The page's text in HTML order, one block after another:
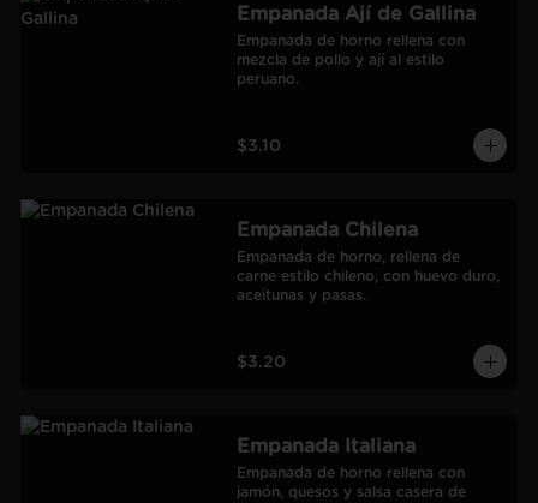
Empanada Ají de Gallina
Empanada de horno rellena con
mezcla de pollo y ají al estilo
peruano.
$3.10
Empanada Chilena
Empanada de horno, rellena de
carne estilo chileno, con huevo duro,
aceitunas y pasas.
$3.20
Empanada Italiana
Empanada de horno rellena con
jamón, quesos y salsa casera de